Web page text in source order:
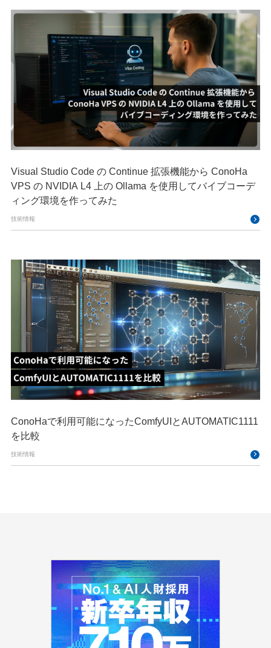
Visual Studio Code の Continue 拡張機能から ConoHa
VPS の NVIDIA L4 上の Ollama を使用してバイブコーデ
ィング環境を作ってみた
技術情報
ConoHaで利用可能になったComfyUIとAUTOMATIC1111
を比較
技術情報